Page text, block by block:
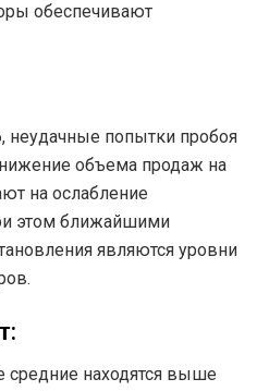
обеспечивают
неудачные попытки пробоя
объема продаж на
на ослабление
этом ближайшими
являются уровни
средние находятся выше